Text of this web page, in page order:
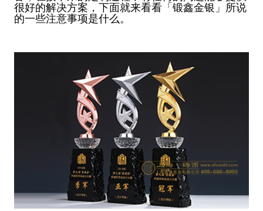
很好的解决方案，下面就来看看「锻鑫金银」所说
的一些注意事项是什么。